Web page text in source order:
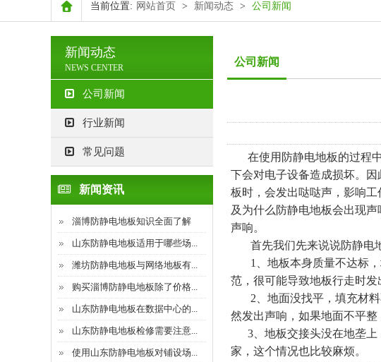
当前位置: 网站首页 > 新闻动态 > 公司新闻
新闻动态
NEWS CENTER
公司新闻
行业新闻
常见问题
新闻资讯
淄博防静电地板知识全面了解
山东防静电地板适用于哪些场...
潍坊防静电地板与网络地板有...
购买淄博防静电地板除了价格...
山东防静电地板在数据中心的...
山东防静电地板检修需要注意...
使用山东防静电地板对铺设场...
公司新闻
在使用防静电地板的过程中
下会对电子设备造成损坏。
板时，会发出哒哒声，影响
及为什么防静电地板会出现
声响。
首先我们先来说说防静电
1、地板本身质量不达标，
范，很可能导致地板行走时发
2、地面没找平，填充材料
然发出声响，如果地面不平
3、地板交接头没在地垄上
家，这个情况也比较麻烦。